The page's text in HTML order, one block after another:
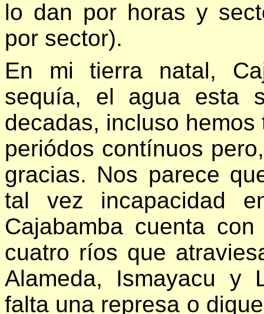
lo dan por horas y
por sector).
En mi tierra natal,
sequía, el agua esta
decadas, incluso
periódos contínuos
gracias. Nos parece
tal vez incapacidad
Cajabamba cuenta
cuatro ríos que
Alameda, Ismayacu y
falta una represa o